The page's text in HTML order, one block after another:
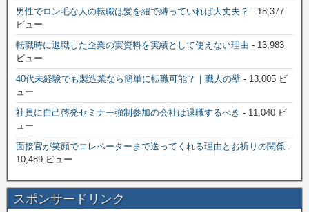
男性でロン毛な人の転職は髪を紐で縛っていれば大丈夫？ - 18,377
ビュー
転職時に退職した企業の実資料を実績として使えない理由 - 13,983
ビュー
40代未経験でも製造業なら簡単に転職可能？｜職人の壁 - 13,005 ビ
ュー
社員に自己啓発セミナー強制参加の会社は退職するべき - 11,040 ビ
ュー
面接官が笑顔でエレベーターまで送ってくれる理由とお祈りの関係 -
10,489 ビュー
スポンサードリンク